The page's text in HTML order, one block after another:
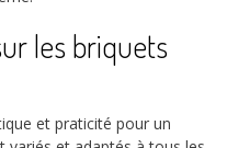
les briquets
et praticité pour un